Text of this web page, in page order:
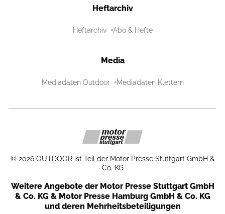
Heftarchiv
Heftarchiv Abo & Hefte
Media
Mediadaten Outdoor Mediadaten Klettern
© 2026 OUTDOOR ist Teil der Motor Presse Stuttgart GmbH &
Co. KG
Weitere Angebote der Motor Presse Stuttgart GmbH
& Co. KG & Motor Presse Hamburg GmbH & Co. KG
und deren Mehrheitsbeteiligungen